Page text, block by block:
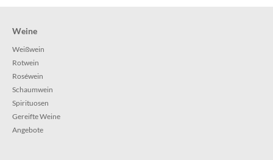
Weine
Weißwein
Rotwein
Roséwein
Schaumwein
Spirituosen
Gereifte Weine
Angebote